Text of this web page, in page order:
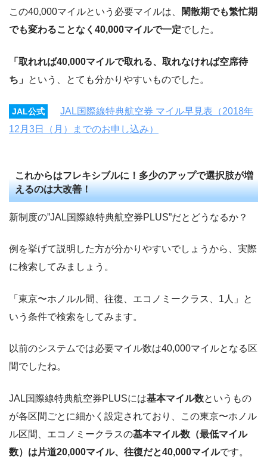
この40,000マイルという必要マイルは、
閑散期でも繁忙期
でも変わることなく40,000マイルで一定でした。
「取れれば40,000マイルで取れる、取れなければ空席待
ち」
という、とても分かりやすいものでした。
JAL公式
JAL国際線特典航空券 マイル早見表（2018年
12月3日（月）までのお申し込み）
これからはフレキシブルに！多少のアップで選択肢が増
えるのは大改善！
新制度の”JAL国際線特典航空券PLUS”だとどうなるか？
例を挙げて説明した方が分かりやすいでしょうから、実際
に検索してみましょう。
「東京〜ホノルル間、往復、エコノミークラス、1人」と
いう条件で検索をしてみます。
以前のシステムでは必要マイル数は40,000マイルとなる区
間でしたね。
JAL国際線特典航空券PLUSには基本マイル数というもの
が各区間ごとに細かく設定されており、この東京〜ホノル
ル区間、エコノミークラスの基本マイル数（最低マイル
数）は片道20,000マイル、往復だと40,000マイルです。